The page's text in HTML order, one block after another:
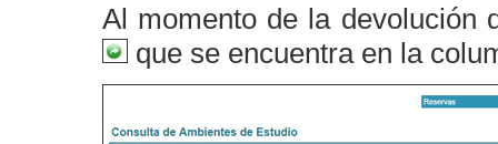
Al momento de la devolución
que se encuentra en la